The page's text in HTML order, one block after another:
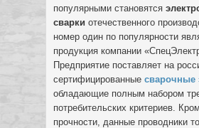
популярными становятся
сварки отечественного
номер один по популярности
продукция компании
Предприятие поставляет на
сертифицированные сварочные
обладающие полным набором
потребительских критериев.
прочности, данные проводники